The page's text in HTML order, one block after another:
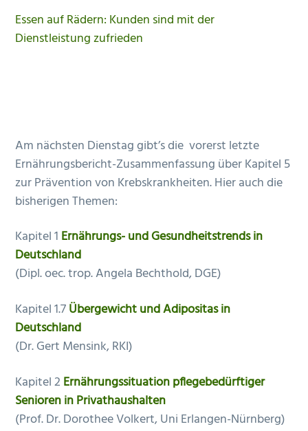
Essen auf Rädern: Kunden sind mit der
Dienstleistung zufrieden
Am nächsten Dienstag gibt’s die vorerst letzte
Ernährungsbericht-Zusammenfassung über Kapitel 5
zur Prävention von Krebskrankheiten. Hier auch die
bisherigen Themen:
Kapitel 1 Ernährungs- und Gesundheitstrends in
Deutschland
(Dipl. oec. trop. Angela Bechthold, DGE)
Kapitel 1.7Übergewicht und Adipositas in
Deutschland
(Dr. Gert Mensink, RKI)
Kapitel 2 Ernährungssituation pflegebedürftiger
Senioren in Privathaushalten
(Prof. Dr. Dorothee Volkert, Uni Erlangen-Nürnberg)